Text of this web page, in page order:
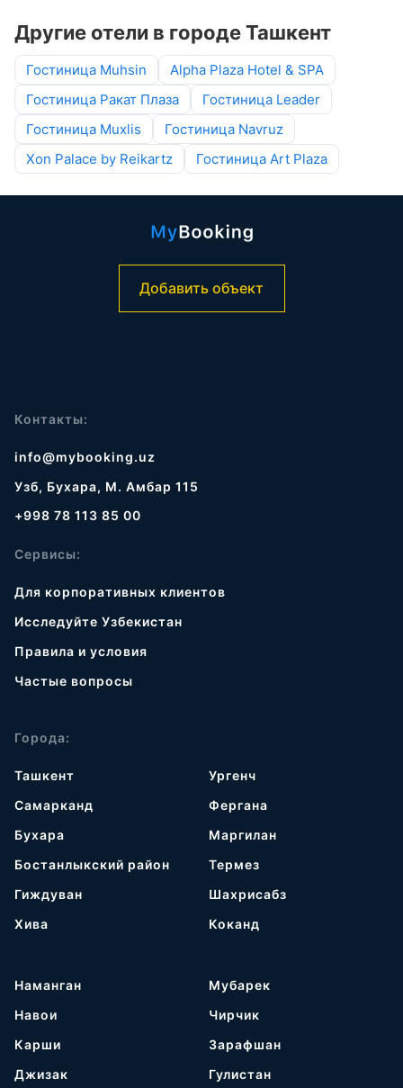
Другие отели в городе Ташкент
Гостиница Muhsin
Alpha Plaza Hotel & SPA
Гостиница Ракат Плаза
Гостиница Leader
Гостиница Muxlis
Гостиница Navruz
Xon Palace by Reikartz
Гостиница Art Plaza
Добавить объект
Контакты:
info@mybooking.uz
Узб, Бухара, М. Амбар 115
+998 78 113 85 00
Сервисы:
Для корпоративных клиентов
Исследуйте Узбекистан
Правила и условия
Частые вопросы
Города:
Ташкент
Самарканд
Бухара
Бостанлыкский район
Гиждуван
Хива
Ургенч
Фергана
Маргилан
Термез
Шахрисабз
Коканд
Наманган
Навои
Карши
Джизак
Мубарек
Чирчик
Зарафшан
Гулистан